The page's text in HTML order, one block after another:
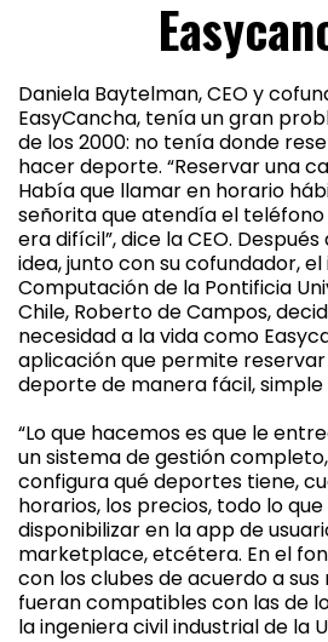
Daniela Baytelman, CEO y
EasyCancha, tenía un gran
de los 2000: no tenía donde
hacer deporte. “Reservar una
Había que llamar en horario
señorita que atendía el
era difícil”, dice la CEO.
idea, junto con su cofundador,
Computación de la Pontificia
Chile, Roberto de Campos,
necesidad a la vida como
aplicación que permite
deporte de manera fácil, simple
“Lo que hacemos es que le
un sistema de gestión
configura qué deportes tiene,
horarios, los precios, todo lo
disponibilizar en la app de
marketplace, etcétera. En el
con los clubes de acuerdo a sus
fueran compatibles con las de
la ingeniera civil industrial de la